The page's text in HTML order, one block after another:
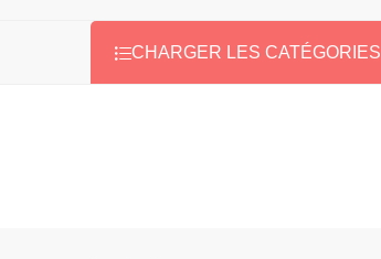
CHARGER LES CATÉGORIES